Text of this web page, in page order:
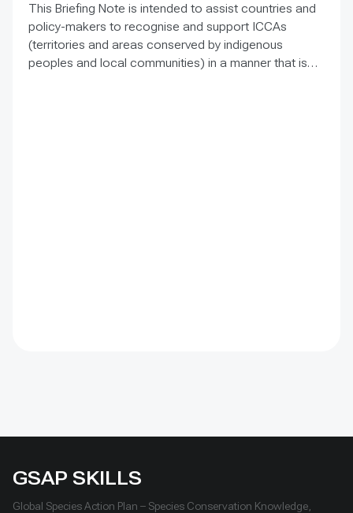
This Briefing Note is intended to assist countries and
policy-makers to recognise and support ICCAs
(territories and areas conserved by indigenous
peoples and local communities) in a manner that is
GSAP SKILLS
Global Species Action Plan – Species Conservation Knowledge,